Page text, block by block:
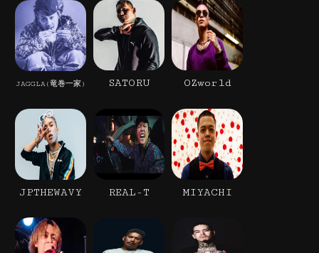
JAGGLA(竜巻一家) SATORU OZworld
JPTHEWAVY REAL-T MIYACHI